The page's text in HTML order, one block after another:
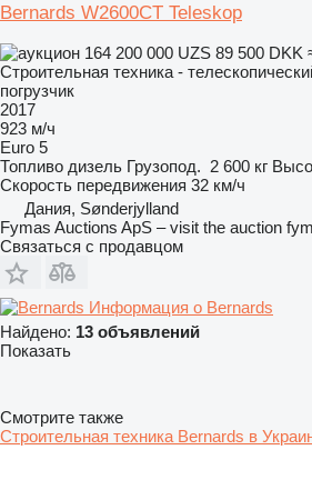
Bernards W2600CT Teleskop
164 200 000 UZS 89 500 DKK
Строительная техника -
погрузчик
2017
923 м/ч
Euro 5
Топливо дизель Грузопод. 2 600 кг
Скорость передвижения 32 км/ч
Дания, Sønderjylland
Fymas Auctions ApS – visit the auction
Связаться с продавцом
Информация о Bernards
Найдено: 13 объявлений
Показать
Смотрите также
Строительная техника Bernards в